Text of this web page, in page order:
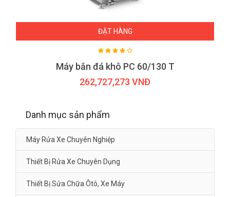
ĐẶT HÀNG
Máy bắn đá khô PC 60/130 T
262,727,273 VNĐ
Danh mục sản phẩm
Máy Rửa Xe Chuyên Nghiệp
Thiết Bị Rửa Xe Chuyên Dụng
Thiết Bị Sửa Chữa Ôtô, Xe Máy